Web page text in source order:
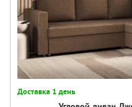
Доставка 1 день